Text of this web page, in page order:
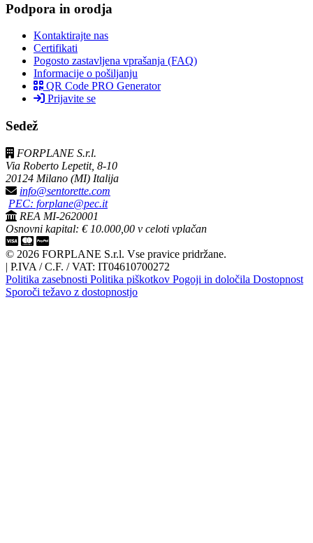
Podpora in orodja
Kontaktirajte nas
Certifikati
Pogosto zastavljena vprašanja (FAQ)
Informacije o pošiljanju
QR Code PRO Generator
Prijavite se
Sedež
FORPLANE S.r.l.
Via Roberto Lepetit, 8-10
20124 Milano (MI) Italija
info@sentorette.com
PEC: forplane@pec.it
REA MI-2620001
Osnovni kapital: € 10.000,00 v celoti vplačan
© 2026 FORPLANE S.r.l. Vse pravice pridržane.
| P.IVA / C.F. / VAT: IT04610700272
Politika zasebnosti Politika piškotkov Pogoji in določila Dostopnost
Sporoči težavo z dostopnostjo